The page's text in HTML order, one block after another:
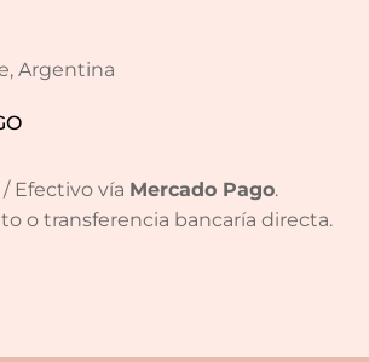
Argentina
Efectivo vía Mercado Pago.
o transferencia bancaría directa.